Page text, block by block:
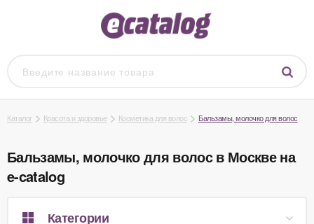
Каталог Красота и здоровье Косметика для волос Бальзамы, молочко для волос
Бальзамы, молочко для волос в Москве на
e-catalog
Категории